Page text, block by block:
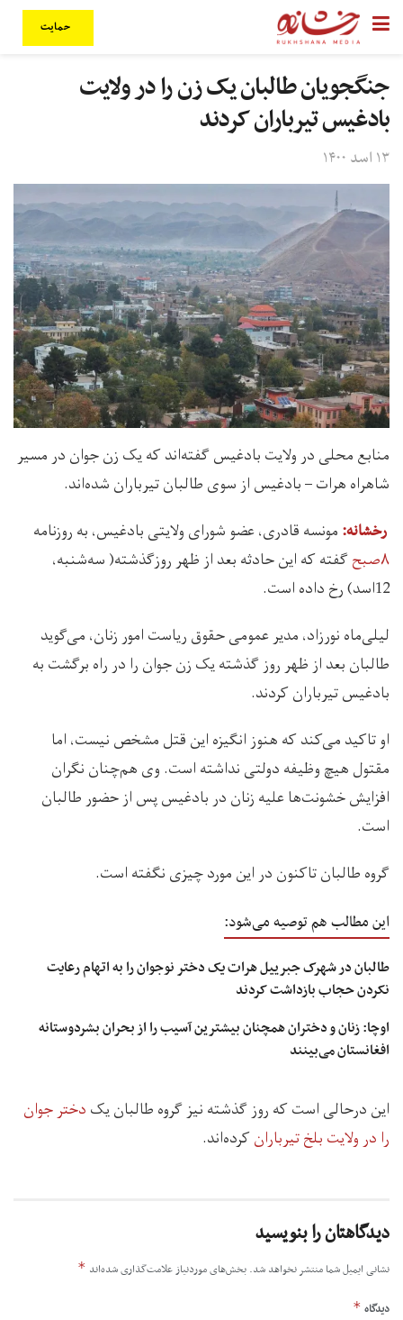
حمایت
جنگجویان طالبان یک زن را در ولایت
بادغیس تیرباران کردند
۱۳ اسد ۱۴۰۰
منابع محلی در ولایت بادغیس گفته‌اند که یک زن جوان در مسیر
شاهراه هرات – بادغیس از سوی طالبان تیرباران شده‌اند.
رخشانه: مونسه قادری، عضو شورای ولایتی بادغیس، به روزنامه
۸صبح
گفته که این حادثه بعد از ظهر روزگذشته( سه‌شنبه،
12اسد) رخ داده است.
لیلی‌ماه نورزاد، مدیر عمومی حقوق ریاست امور زنان، می‌گوید
طالبان بعد از ظهر روز گذشته یک زن جوان را در راه برگشت به
بادغیس تیرباران کردند.
او تاکید می‌کند که هنوز انگیزه این قتل مشخص نیست، اما
مقتول هیچ وظیفه دولتی نداشته است. وی هم‌چنان نگران
افزایش خشونت‌ها علیه زنان در بادغیس پس از حضور طالبان
است.
گروه طالبان تاکنون در این مورد چیزی نگفته است.
این مطالب هم توصیه می‌شود:
طالبان در شهرک جبرییل هرات یک دختر نوجوان را به اتهام رعایت
نکردن حجاب بازداشت کردند
اوچا: زنان و دختران همچنان بیشترین آسیب را از بحران بشردوستانه
افغانستان می‌بینند
این درحالی است که روز گذشته نیز گروه طالبان یکدختر جوا‌ن
را در ولایت بلخ تیربارانکرده‌اند.
دیدگاهتان را بنویسید
نشانی ایمیل شما منتشر نخواهد شد. بخش‌های موردنیاز علامت‌گذاری شده‌اند *
دیدگاه *